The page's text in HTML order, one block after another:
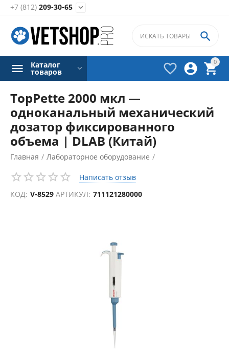
+7 (812) 209-30-65 
0




Каталог
товаров
TopPette 2000 мкл —
одноканальный механический
дозатор фиксированного
объема | DLAB (Китай)
Главная / Лабораторное оборудование /
Дозаторы лабораторные /
Написать отзыв
КОД: V-8529 АРТИКУЛ: 711121280000